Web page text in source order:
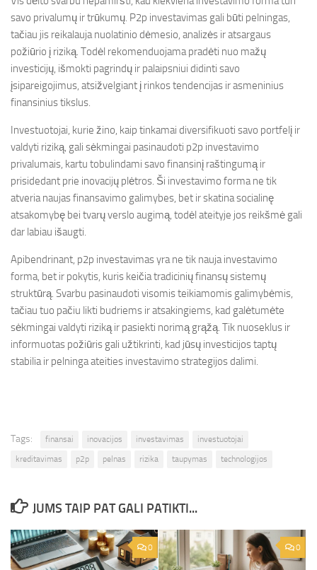
savo privalumų ir trūkumų. P2p investavimas gali būti pelningas,
tačiau jis reikalauja nuolatinio dėmesio, analizės ir atsargaus
požiūrio į riziką. Todėl rekomenduojama pradėti nuo mažų
investicijų, išmokti pagrindų ir palaipsniui didinti savo
įsipareigojimus, atsižvelgiant į rinkos tendencijas ir asmeninius
finansinius tikslus.
Investuotojai, kurie žino, kaip tinkamai diversifikuoti savo portfelį ir
valdyti riziką, gali sėkmingai pasinaudoti p2p investavimo
privalumais, kartu tobulindami savo finansinį raštingumą ir
prisidedant prie inovacijų plėtros. Ši investavimo forma ne tik
atveria naujas finansavimo galimybes, bet ir skatina socialinę
atsakomybę bei tvarų verslo augimą, todėl ateityje jos reikšmė gali
dar labiau išaugti.
Apibendrinant, p2p investavimas yra ne tik nauja investavimo
forma, bet ir pokytis, kuris keičia tradicinių finansų sistemų
struktūrą. Svarbu pasinaudoti visomis teikiamomis galimybėmis,
tačiau tuo pačiu likti budriems ir atsakingiems, kad galėtumėte
sėkmingai valdyti riziką ir pasiekti norimą grąžą. Tik nuoseklus ir
informuotas požiūris gali užtikrinti, kad jūsų investicijos taptų
stabilia ir pelninga ateities investavimo strategijos dalimi.
Tags: finansai inovacijos investavimas
investuotojai
kreditavimas
p2p pelnas rizika taupymas technologijos
JUMS TAIP PAT GALI PATIKTI...
0 0